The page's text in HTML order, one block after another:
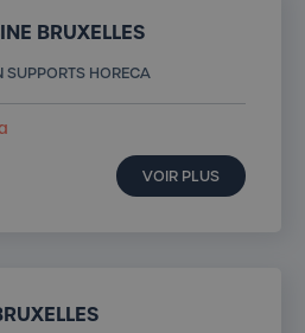
BRUXELLES
SUPPORTS HORECA
VOIR PLUS